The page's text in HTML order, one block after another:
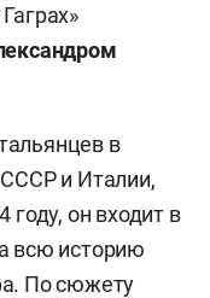
в
и Италии,
году, он входит в
всю историю
По сюжету